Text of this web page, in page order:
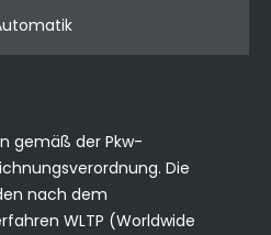
gemäß der Pkw-
Die
nach dem
WLTP (Worldwide